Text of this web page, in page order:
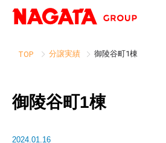
TOP 分譲実績 御陵谷町1棟
御陵谷町1棟
2024.01.16